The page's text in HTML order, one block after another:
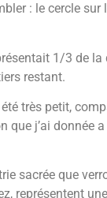
: le cercle sur
1/3 de la
restant.
très petit,
que j’ai donnée
sacrée que
représentent